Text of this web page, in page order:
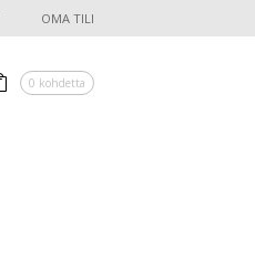
OMA TILI
0 kohdetta